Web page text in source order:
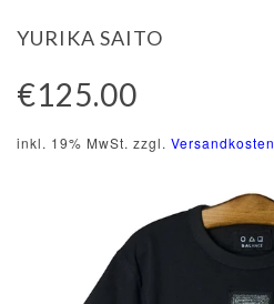
YURIKA SAITO
€125.00
inkl. 19% MwSt. zzgl. Versandkosten